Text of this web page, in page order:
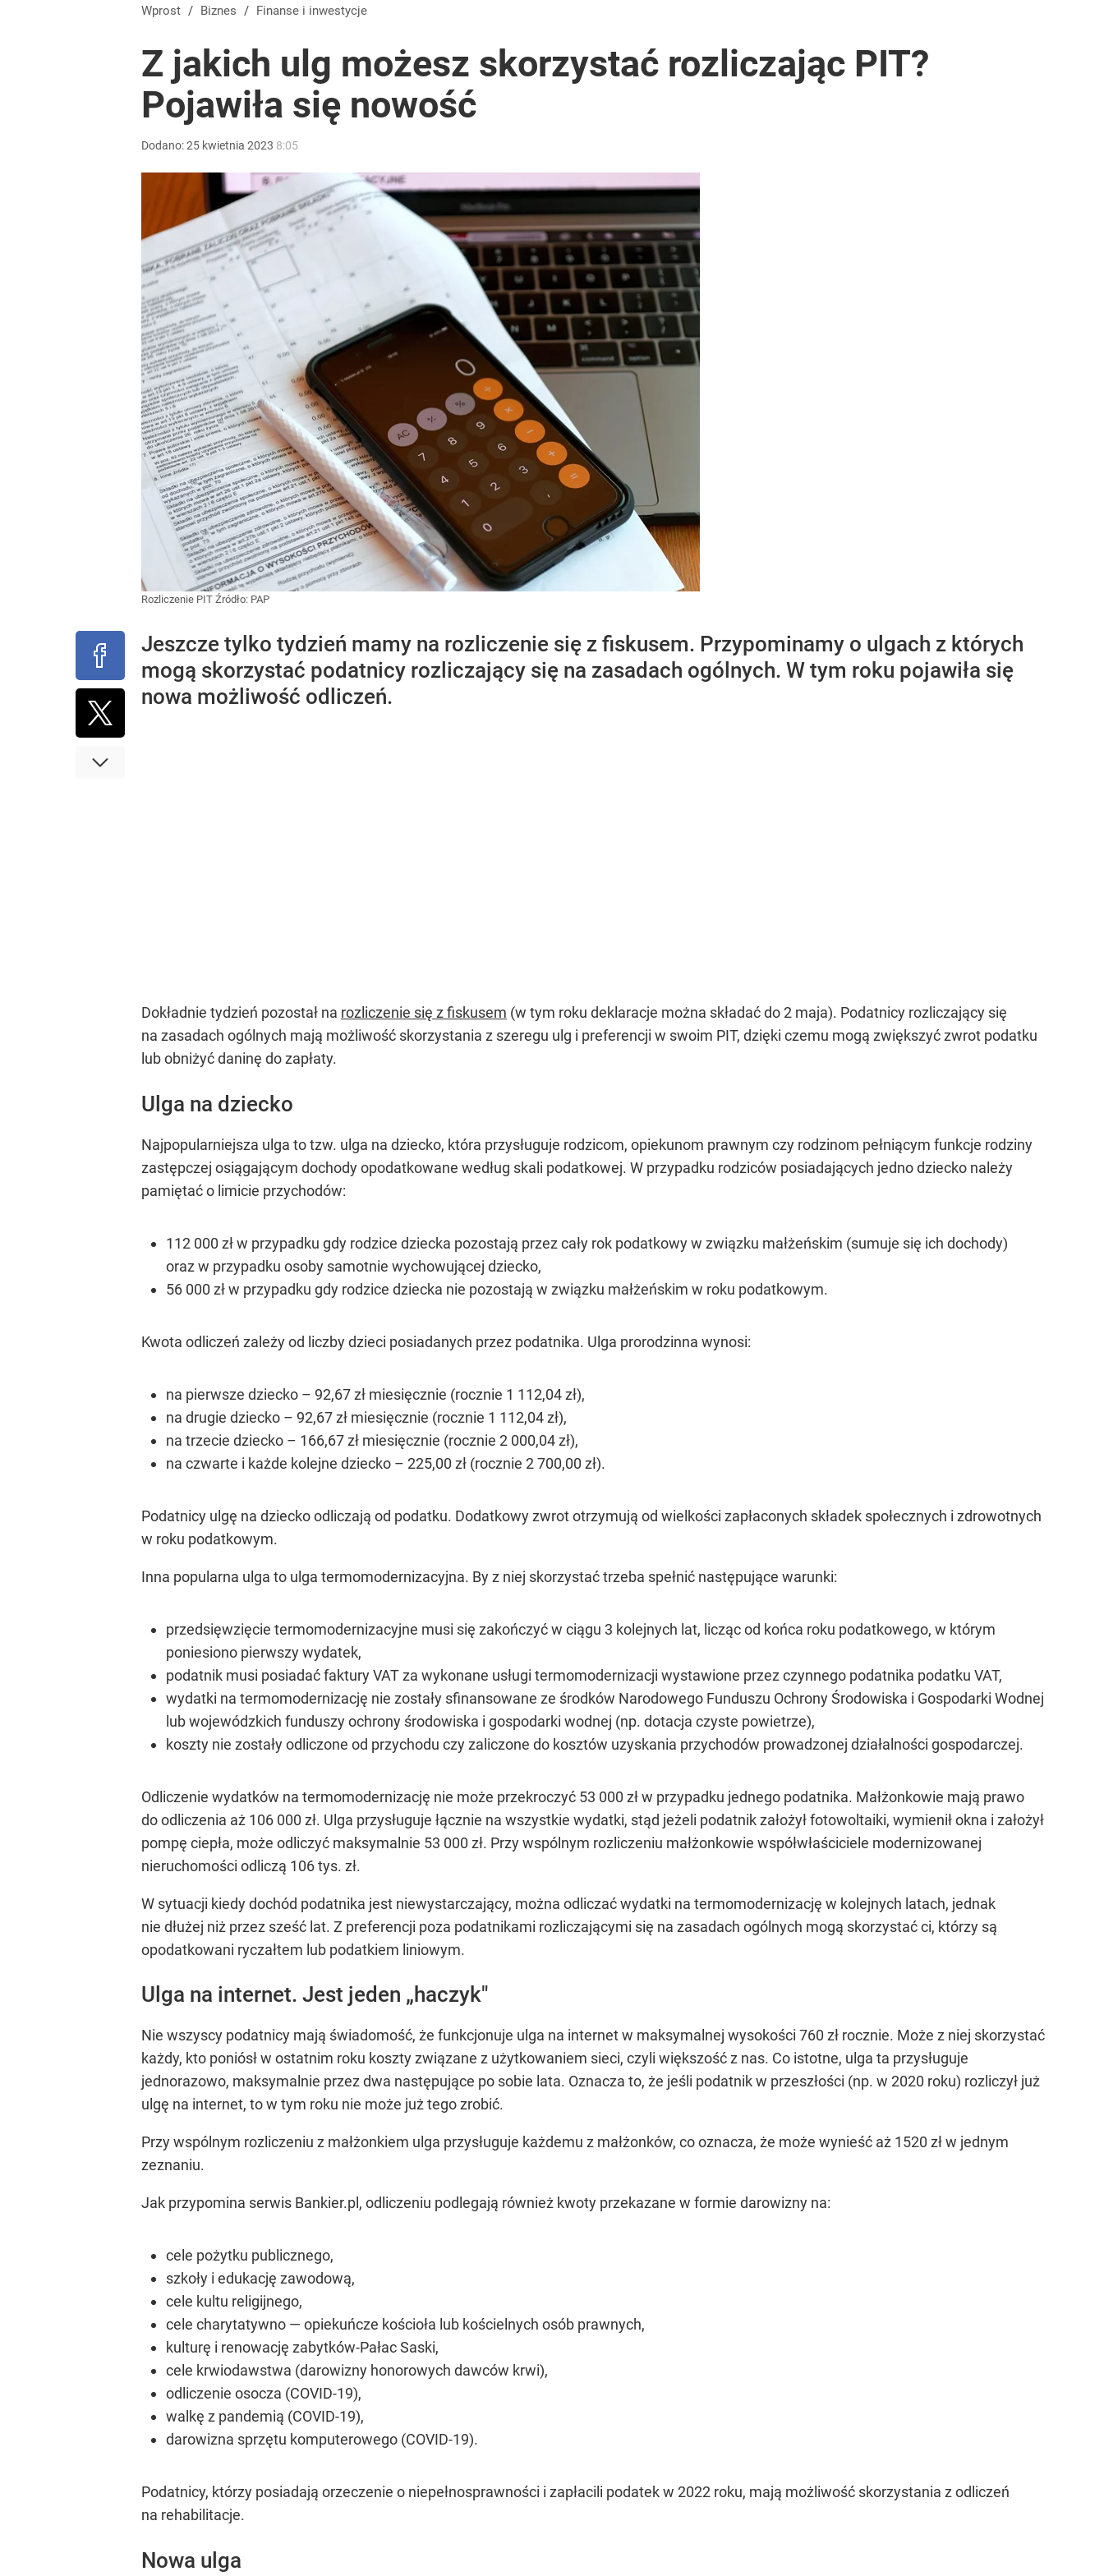
Wprost / Biznes / Finanse i inwestycje
Z jakich ulg możesz skorzystać rozliczając PIT?
Pojawiła się nowość
Dodano:25 kwietnia 2023 8:05
Rozliczenie PIT Źródło: PAP
Jeszcze tylko tydzień mamy na rozliczenie się z fiskusem. Przypominamy o ulgach z których
mogą skorzystać podatnicy rozliczający się na zasadach ogólnych. W tym roku pojawiła się
nowa możliwość odliczeń.
Dokładnie tydzień pozostał na rozliczenie się z fiskusem (w tym roku deklaracje można składać do 2 maja). Podatnicy rozliczający się
na zasadach ogólnych mają możliwość skorzystania z szeregu ulg i preferencji w swoim PIT, dzięki czemu mogą zwiększyć zwrot podatku
lub obniżyć daninę do zapłaty.
Ulga na dziecko
Najpopularniejsza ulga to tzw. ulga na dziecko, która przysługuje rodzicom, opiekunom prawnym czy rodzinom pełniącym funkcje rodziny
zastępczej osiągającym dochody opodatkowane według skali podatkowej. W przypadku rodziców posiadających jedno dziecko należy
pamiętać o limicie przychodów:
112 000 zł w przypadku gdy rodzice dziecka pozostają przez cały rok podatkowy w związku małżeńskim (sumuje się ich dochody)
oraz w przypadku osoby samotnie wychowującej dziecko,
56 000 zł w przypadku gdy rodzice dziecka nie pozostają w związku małżeńskim w roku podatkowym.
Kwota odliczeń zależy od liczby dzieci posiadanych przez podatnika. Ulga prorodzinna wynosi:
na pierwsze dziecko – 92,67 zł miesięcznie (rocznie 1 112,04 zł),
na drugie dziecko – 92,67 zł miesięcznie (rocznie 1 112,04 zł),
na trzecie dziecko – 166,67 zł miesięcznie (rocznie 2 000,04 zł),
na czwarte i każde kolejne dziecko – 225,00 zł (rocznie 2 700,00 zł).
Podatnicy ulgę na dziecko odliczają od podatku. Dodatkowy zwrot otrzymują od wielkości zapłaconych składek społecznych i zdrowotnych
w roku podatkowym.
Inna popularna ulga to ulga termomodernizacyjna. By z niej skorzystać trzeba spełnić następujące warunki:
przedsięwzięcie termomodernizacyjne musi się zakończyć w ciągu 3 kolejnych lat, licząc od końca roku podatkowego, w którym
poniesiono pierwszy wydatek,
podatnik musi posiadać faktury VAT za wykonane usługi termomodernizacji wystawione przez czynnego podatnika podatku VAT,
wydatki na termomodernizację nie zostały sfinansowane ze środków Narodowego Funduszu Ochrony Środowiska i Gospodarki Wodnej
lub wojewódzkich funduszy ochrony środowiska i gospodarki wodnej (np. dotacja czyste powietrze),
koszty nie zostały odliczone od przychodu czy zaliczone do kosztów uzyskania przychodów prowadzonej działalności gospodarczej.
Odliczenie wydatków na termomodernizację nie może przekroczyć 53 000 zł w przypadku jednego podatnika. Małżonkowie mają prawo
do odliczenia aż 106 000 zł. Ulga przysługuje łącznie na wszystkie wydatki, stąd jeżeli podatnik założył fotowoltaiki, wymienił okna i założył
pompę ciepła, może odliczyć maksymalnie 53 000 zł. Przy wspólnym rozliczeniu małżonkowie współwłaściciele modernizowanej
nieruchomości odliczą 106 tys. zł.
W sytuacji kiedy dochód podatnika jest niewystarczający, można odliczać wydatki na termomodernizację w kolejnych latach, jednak
nie dłużej niż przez sześć lat. Z preferencji poza podatnikami rozliczającymi się na zasadach ogólnych mogą skorzystać ci, którzy są
opodatkowani ryczałtem lub podatkiem liniowym.
Ulga na internet. Jest jeden „haczyk"
Nie wszyscy podatnicy mają świadomość, że funkcjonuje ulga na internet w maksymalnej wysokości 760 zł rocznie. Może z niej skorzystać
każdy, kto poniósł w ostatnim roku koszty związane z użytkowaniem sieci, czyli większość z nas. Co istotne, ulga ta przysługuje
jednorazowo, maksymalnie przez dwa następujące po sobie lata. Oznacza to, że jeśli podatnik w przeszłości (np. w 2020 roku) rozliczył już
ulgę na internet, to w tym roku nie może już tego zrobić.
Przy wspólnym rozliczeniu z małżonkiem ulga przysługuje każdemu z małżonków, co oznacza, że może wynieść aż 1520 zł w jednym
zeznaniu.
Jak przypomina serwis Bankier.pl, odliczeniu podlegają również kwoty przekazane w formie darowizny na:
cele pożytku publicznego,
szkoły i edukację zawodową,
cele kultu religijnego,
cele charytatywno — opiekuńcze kościoła lub kościelnych osób prawnych,
kulturę i renowację zabytków-Pałac Saski,
cele krwiodawstwa (darowizny honorowych dawców krwi),
odliczenie osocza (COVID-19),
walkę z pandemią (COVID-19),
darowizna sprzętu komputerowego (COVID-19).
Podatnicy, którzy posiadają orzeczenie o niepełnosprawności i zapłacili podatek w 2022 roku, mają możliwość skorzystania z odliczeń
na rehabilitacje.
Nowa ulga